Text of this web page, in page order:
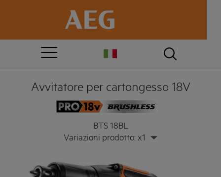
Avvitatore per cartongesso 18V
BTS 18BL
Variazioni prodotto: x1